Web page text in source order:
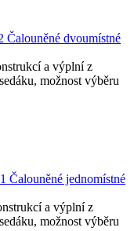
Čalouněné dvoumístné
a výplní z
možnost výběru
Čalouněné jednomístné
a výplní z
možnost výběru